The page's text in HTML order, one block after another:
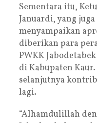
Sementara itu,
Januardi, yang
menyampaikan
diberikan para
PWKK
di Kabupaten
selanjutnya
lagi.
“Alhamdulillah